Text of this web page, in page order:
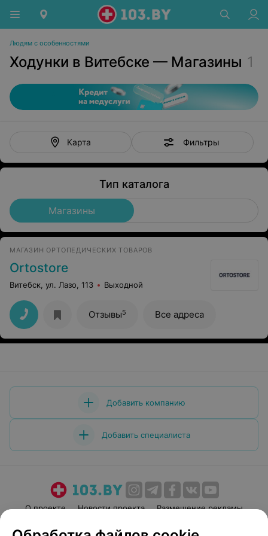
Людям с особенностями
Ходунки в Витебске — Магазины 1
Карта Фильтры
Тип каталога
Магазины
МАГАЗИН ОРТОПЕДИЧЕСКИХ ТОВАРОВ
Ortostore
Витебск, ул. Лазо, 113 Выходной
Отзывы5 Все адреса
Добавить компанию
Добавить специалиста
О проекте Новости проекта
Размещение рекламы